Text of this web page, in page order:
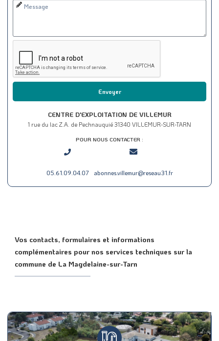
Envoyer
CENTRE D'EXPLOITATION DE VILLEMUR
1 rue du lac Z.A. de Pechnauquié 31340 VILLEMUR-SUR-TARN
POUR NOUS CONTACTER :
05.61.09.04.07 abonnes.villemur@reseau31.fr
Vos contacts, formulaires et informations
complémentaires pour nos services techniques sur la
commune de La Magdelaine-sur-Tarn